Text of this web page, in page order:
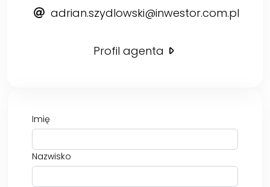
adrian.szydlowski@inwestor.com.pl
Profil agenta
Imię
Nazwisko